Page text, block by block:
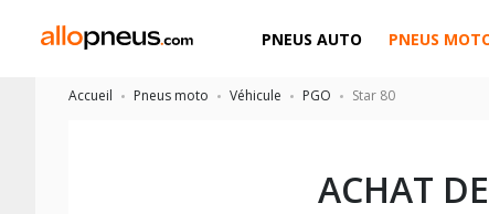
PNEUS AUTO PNEUS
Accueil Pneus moto Véhicule PGO Star 80
ACHAT